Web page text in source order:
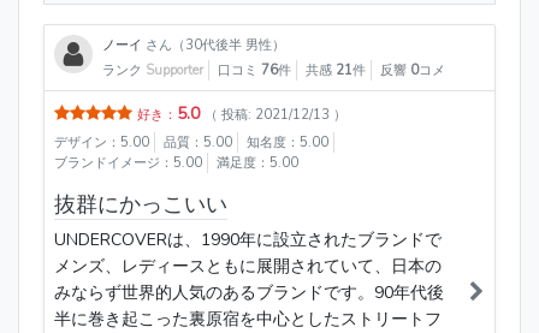
ノーイ さん（30代後半 男性）
ランク Supporter 口コミ 76件 共感 21件 反響 0コメ
好き： 5.0
（ 投稿: 2021/12/13 ）
デザイン：5.00
品質：5.00
知名度：5.00
ブランドイメージ：5.00
満足度：5.00
抜群にかっこいい
UNDERCOVERは、1990年に設立されたブランドで
メンズ、レディースともに展開されていて、日本の
みならず世界的人気のあるブランドです。90年代後
半に巻き起こった裏原宿を中心としたストリートフ